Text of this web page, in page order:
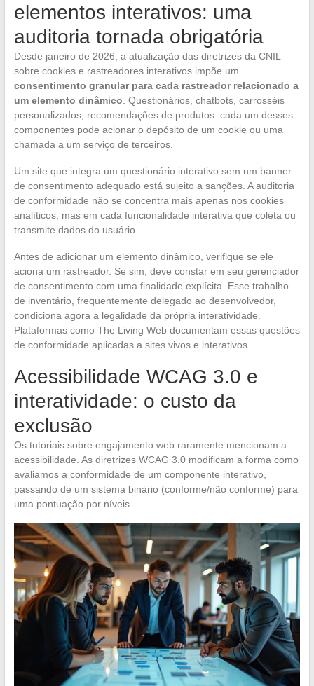
elementos interativos: uma
auditoria tornada obrigatória
Desde janeiro de 2026, a atualização das diretrizes da CNIL
sobre cookies e rastreadores interativos impõe um
consentimento granular para cada rastreador relacionado a
um elemento dinâmico . Questionários, chatbots, carrosséis
personalizados, recomendações de produtos: cada um desses
componentes pode acionar o depósito de um cookie ou uma
chamada a um serviço de terceiros.
Um site que integra um questionário interativo sem um banner
de consentimento adequado está sujeito a sanções. A auditoria
de conformidade não se concentra mais apenas nos cookies
analíticos, mas em cada funcionalidade interativa que coleta ou
transmite dados do usuário.
Antes de adicionar um elemento dinâmico, verifique se ele
aciona um rastreador. Se sim, deve constar em seu gerenciador
de consentimento com uma finalidade explícita. Esse trabalho
de inventário, frequentemente delegado ao desenvolvedor,
condiciona agora a legalidade da própria interatividade.
Plataformas como The Living Web documentam essas questões
de conformidade aplicadas a sites vivos e interativos.
Acessibilidade WCAG 3.0 e
interatividade: o custo da
exclusão
Os tutoriais sobre engajamento web raramente mencionam a
acessibilidade. As diretrizes WCAG 3.0 modificam a forma como
avaliamos a conformidade de um componente interativo,
passando de um sistema binário (conforme/não conforme) para
uma pontuação por níveis.